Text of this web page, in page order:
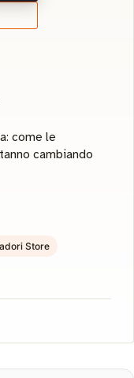
come le
cambiando
Store